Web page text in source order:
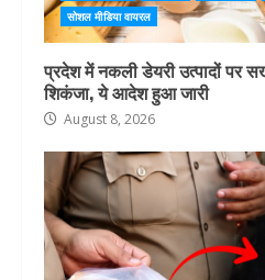
सोशल मीडिया वायरल
प्रदेश में नकली डेयरी उत्पादों पर
शिकंजा, ये आदेश हुआ जारी
August 8, 2026